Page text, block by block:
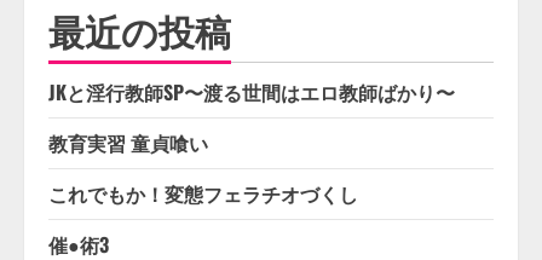
最近の投稿
JKと淫行教師SP〜渡る世間はエロ教師ばかり〜
教育実習 童貞喰い
これでもか！変態フェラチオづくし
催●術3